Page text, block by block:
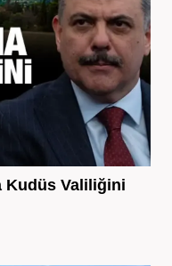
Kudüs Valiliğini